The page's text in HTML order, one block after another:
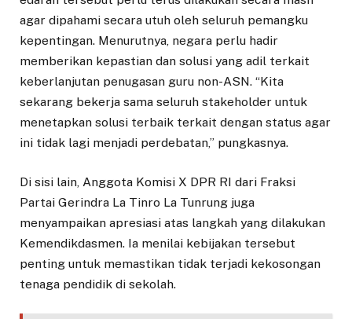
agar dipahami secara utuh oleh seluruh pemangku
kepentingan. Menurutnya, negara perlu hadir
memberikan kepastian dan solusi yang adil terkait
keberlanjutan penugasan guru non-ASN. “Kita
sekarang bekerja sama seluruh stakeholder untuk
menetapkan solusi terbaik terkait dengan status agar
ini tidak lagi menjadi perdebatan,” pungkasnya.
Di sisi lain, Anggota Komisi X DPR RI dari Fraksi
Partai Gerindra La Tinro La Tunrung juga
menyampaikan apresiasi atas langkah yang dilakukan
Kemendikdasmen. Ia menilai kebijakan tersebut
penting untuk memastikan tidak terjadi kekosongan
tenaga pendidik di sekolah.